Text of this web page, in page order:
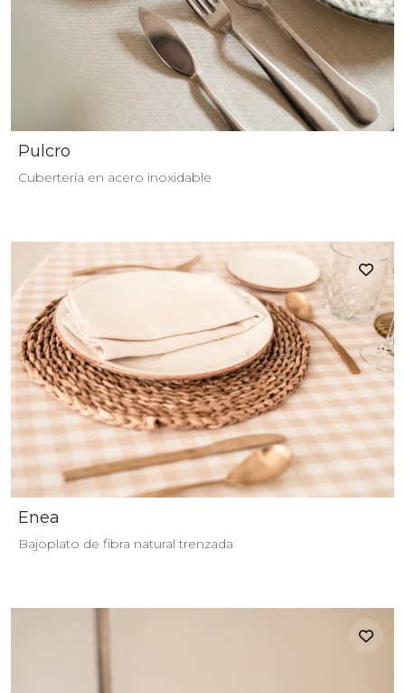
Pulcro
Cubertería en acero inoxidable
Enea
Bajoplato de fibra natural trenzada